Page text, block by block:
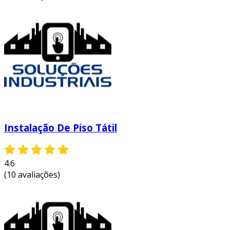
este tipo de piso pode ser aplicado em várias
situações. por exemplo:
hospitais: ajuda pacientes e visitantes a
encontrarem facilmente locais essenciais
como saídas e banheiros.
transportes públicos: em estações e
plataformas, orienta pessoas com
deslocamento mais seguro.
manter o piso tátil antiderrapante em boas
condições é crucial. algumas dicas incluem:
Instalação De Piso Tátil
4.6
(10 avaliações)